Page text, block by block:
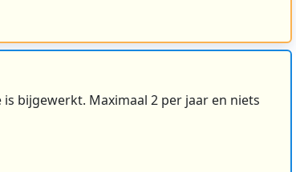
bijgewerkt. Maximaal 2 per jaar en niets